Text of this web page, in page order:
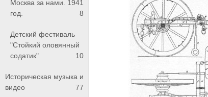
Москва за нами. 1941
год.
8
Детский фестиваль
"Стойкий оловянный
содатик"
10
Историческая музыка и
видео
77